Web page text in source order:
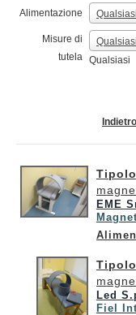
Alimentazione Qualsiasi
Misure di
tutela
Qualsiasi
Qualsiasi
Indietro
EME
Led
Fiel